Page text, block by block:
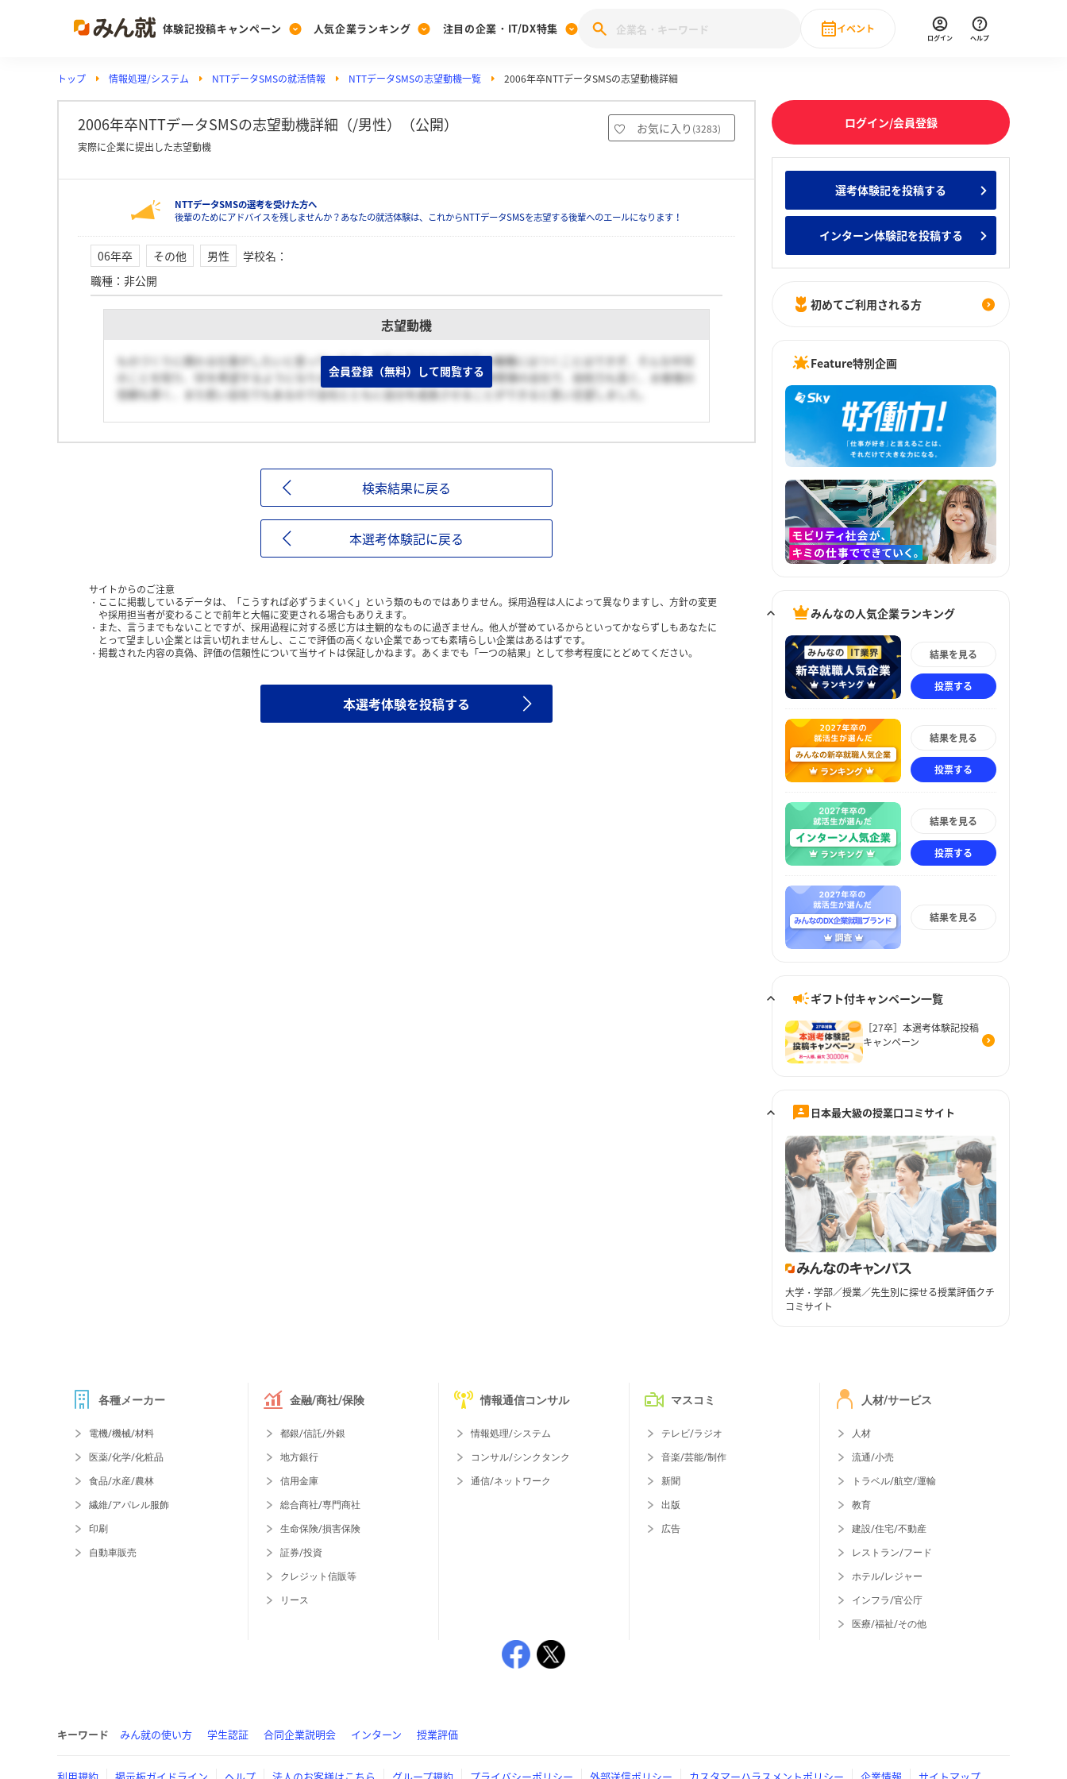
体験記投稿キャンペーン
Post
投稿する
[27卒] 本選考体験記投稿キャンペーン
人気企業ランキング
Ranking
ランキングを見る
みんなのDX企業就職ブランド調査
Vote
投票する
みんなの新卒就職人気企業ランキング みんなのインターン人気企業ランキ
注目の企業・IT/DX特集
PickUp
注目の企業特集
28卒 IT・DX現場社員インタビュー
イベント
直近のイベント一覧
ログイン ヘルプ
トップ 情報処理/システム NTTデータSMSの就活情報 NTTデータSMSの志望動機一覧 2006年卒NTTデータSMSの志望動機詳細
2006年卒NTTデータSMSの志望動機詳細（/男性）（公開） お気に入り (3283)
実際に企業に提出した志望動機
NTTデータSMSの選考を受けた方へ
後輩のためにアドバイスを残しませんか？あなたの就活体験は、これからNTTデータSMSを志望する後輩へのエールになります！
06年卒 その他 男性 学校名 ：
職種 ： 非公開
志望動機
ものづくりに携わる仕事がしたいと思っていたが、文系の自分では技術系の職種にはつくことはできず、そんな中SE
のことを知り、SEを希望するようになりました。この会社を選んだのは運用管理の会社で、技術力も高く、お客様の
信頼も厚く、また若い会社でもあるので会社とともに自分を成長させることができると思い志望しました。
会員登録（無料）して閲覧する
検索結果に戻る
本選考体験記に戻る
サイトからのご注意
ここに掲載しているデータは、「こうすれば必ずうまくいく」という類のものではありません。採用過程は人によって異なりますし、方針の変更
や採用担当者が変わることで前年と大幅に変更される場合もありえます。
また、言うまでもないことですが、採用過程に対する感じ方は主観的なものに過ぎません。他人が誉めているからといってかならずしもあなたに
とって望ましい企業とは言い切れませんし、ここで評価の高くない企業であっても素晴らしい企業はあるはずです。
掲載された内容の真偽、評価の信頼性について当サイトは保証しかねます。あくまでも「一つの結果」として参考程度にとどめてください。
本選考体験を投稿する
ログイン/会員登録
選考体験記を投稿する
インターン体験記を投稿する
初めてご利用される方
Feature特別企画
みんなの人気企業ランキング
結果を見る
投票する
結果を見る
投票する
結果を見る
投票する
結果を見る
ギフト付キャンペーン一覧
［27卒］本選考体験記投稿
キャンペーン
日本最大級の授業口コミサイト
大学・学部／授業／先生別に探せる授業評価クチ
コミサイト
各種メーカー
電機/機械/材料
医薬/化学/化粧品
食品/水産/農林
繊維/アパレル服飾
印刷
自動車販売
金融/商社/保険
都銀/信託/外銀
地方銀行
信用金庫
総合商社/専門商社
生命保険/損害保険
証券/投資
クレジット信販等
リース
情報通信コンサル
情報処理/システム
コンサル/シンクタンク
通信/ネットワーク
マスコミ
テレビ/ラジオ
音楽/芸能/制作
新聞
出版
広告
人材/サービス
人材
流通/小売
トラベル/航空/運輸
教育
建設/住宅/不動産
レストラン/フード
ホテル/レジャー
インフラ/官公庁
医療/福祉/その他
キーワード みん就の使い方 学生認証 合同企業説明会 インターン 授業評価